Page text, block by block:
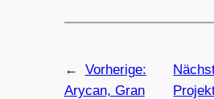
←
Vorherige:
Arycan, Gran